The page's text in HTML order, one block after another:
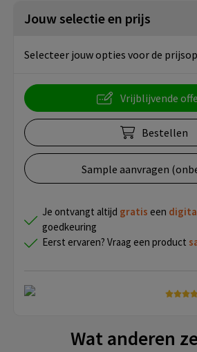
Jouw selectie en prijs
Selecteer jouw opties voor de
Vrijblijvende
Bestellen
Sample aanvragen
Je ontvangt altijd gratis een
goedkeuring
Eerst ervaren? Vraag een product
Wat anderen